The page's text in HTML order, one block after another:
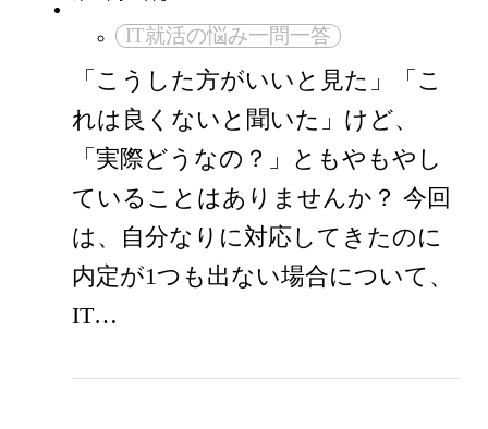
IT就活の悩み一問一答
「こうした方がいいと見た」「こ
れは良くないと聞いた」けど、
「実際どうなの？」ともやもやし
ていることはありませんか？ 今回
は、自分なりに対応してきたのに
内定が1つも出ない場合について、
IT…